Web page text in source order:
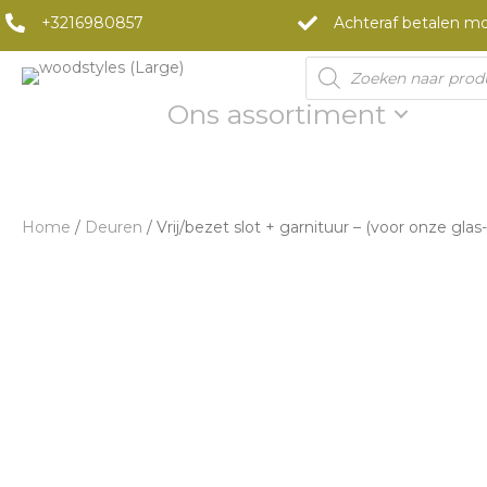
+3216980857 Achteraf betalen
Products
search
Ons assortiment
Home / Deuren / Vrij/bezet slot + garnituur – (voor onze